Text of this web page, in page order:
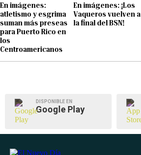
En imágenes:
atletismo y esgrima
suman más preseas
para Puerto Rico en
los
Centroamericanos
En imágenes: ¡Los
Vaqueros vuelven a
la final del BSN!
DISPONIBLE EN
Google Play